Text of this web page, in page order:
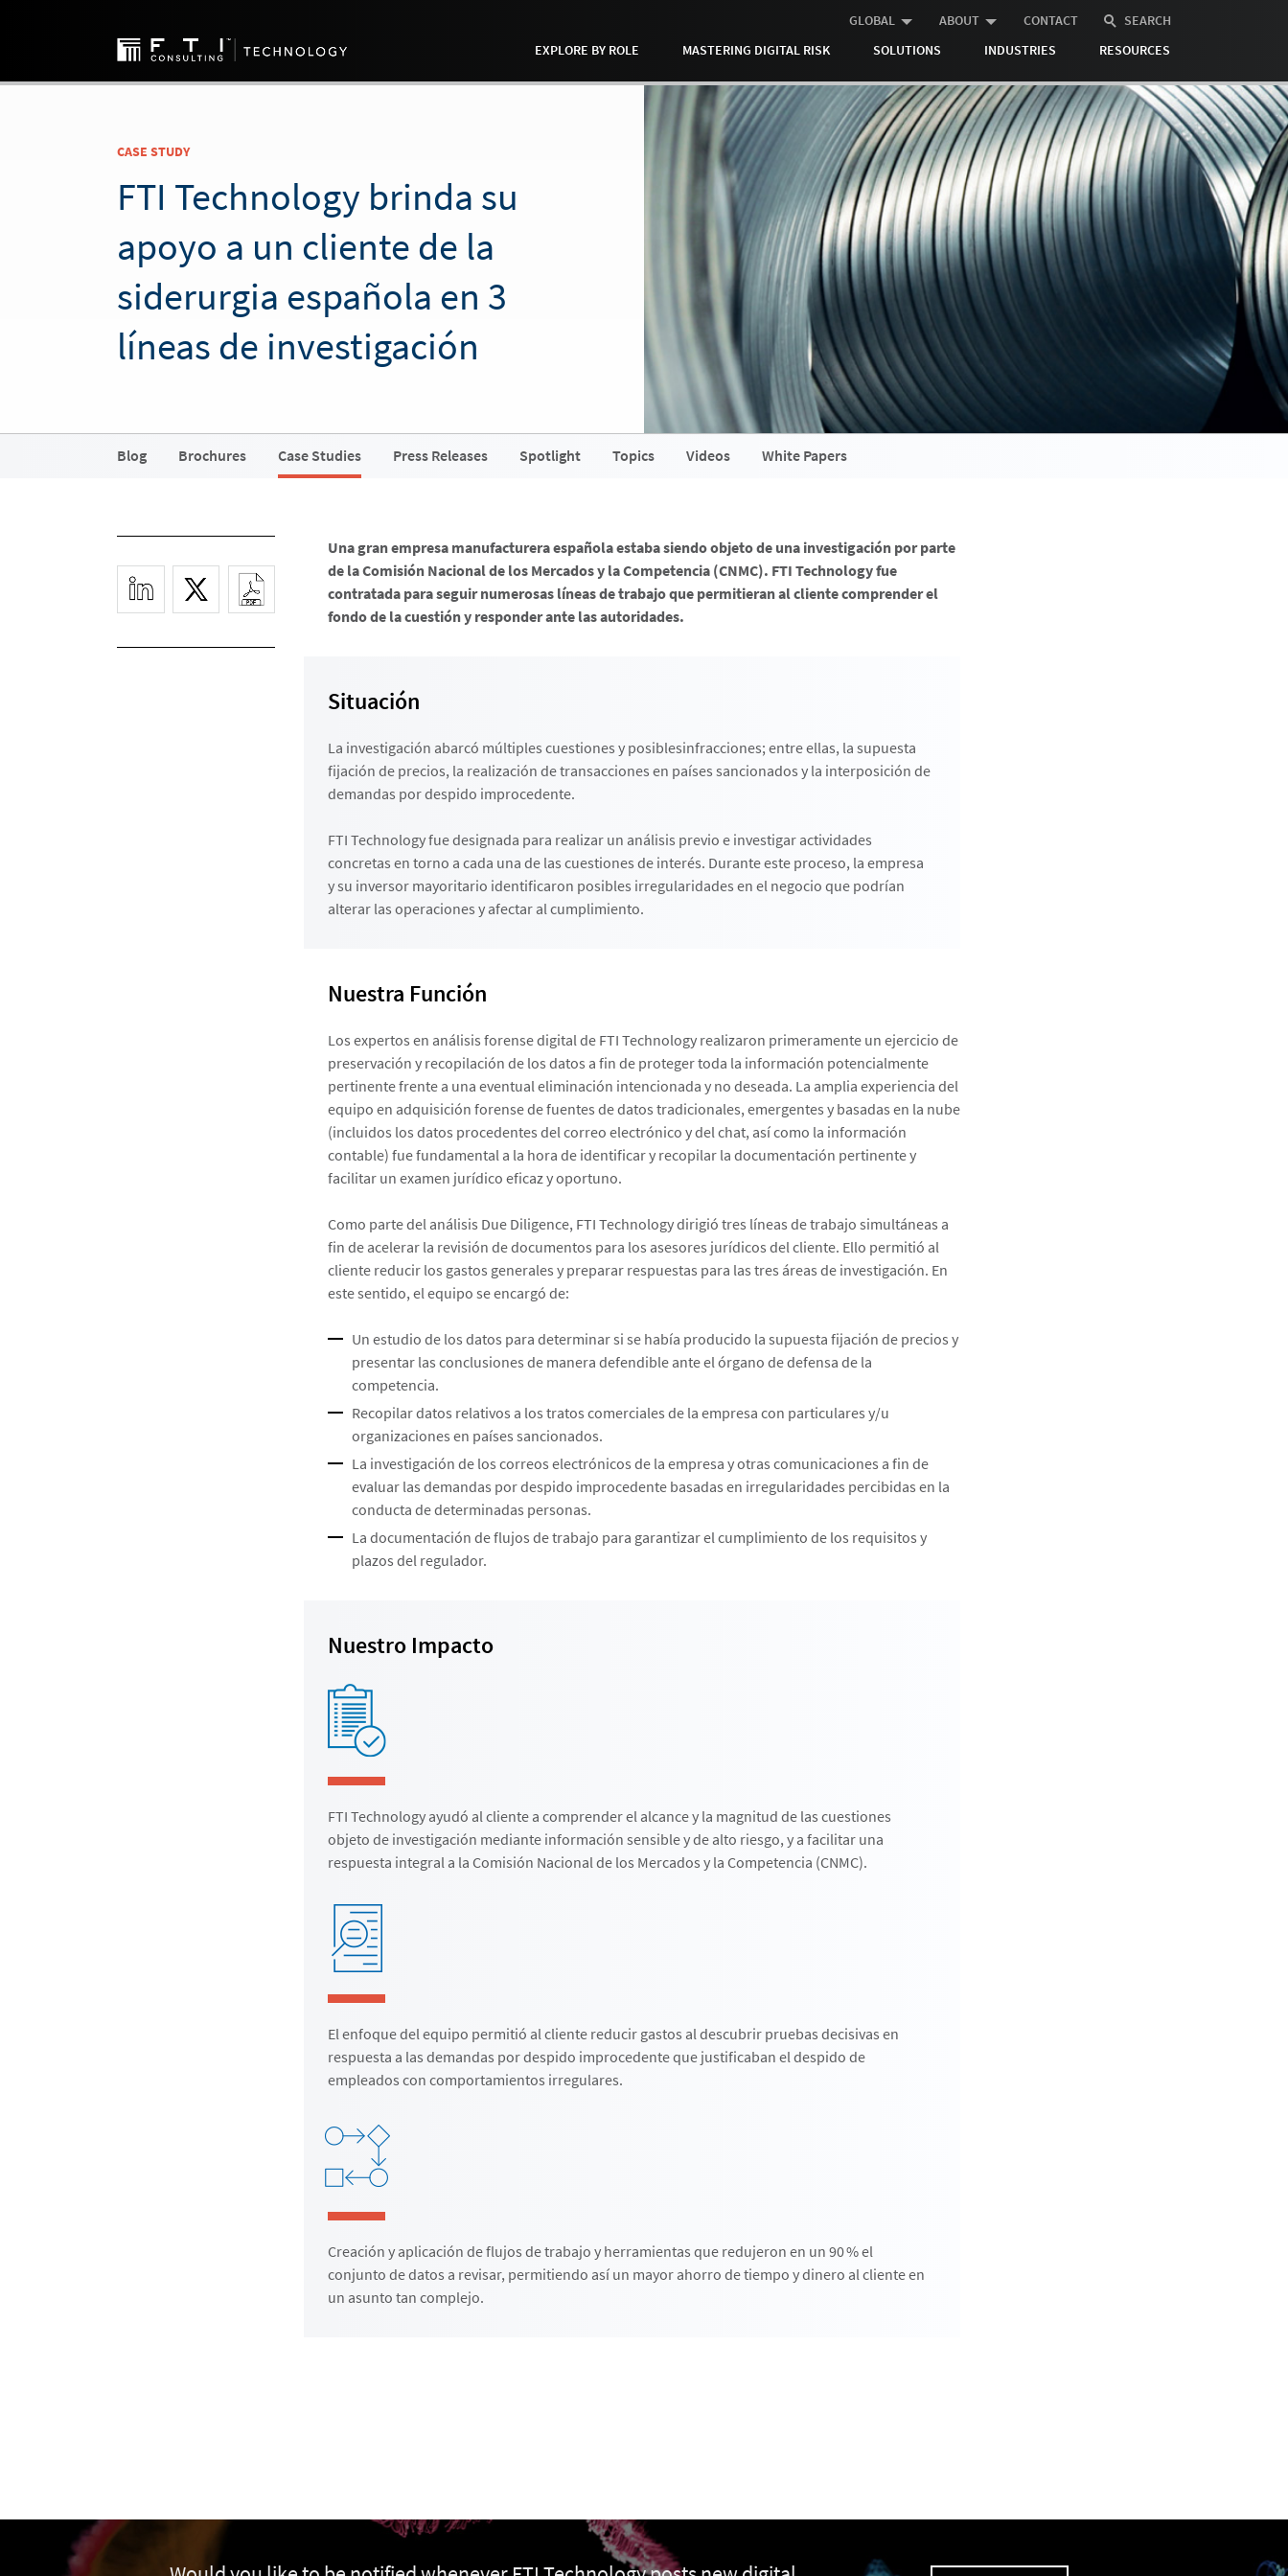
GLOBAL ABOUT CONTACT
SEARCH
EXPLORE BY ROLE
MASTERING DIGITAL RISK SOLUTIONS INDUSTRIES RESOURCES
CASE STUDY
FTI Technology brinda su
apoyo a un cliente de la
siderurgia española en 3
líneas de investigación
Blog Brochures Case Studies Press Releases Spotlight Topics Videos White Papers
Una gran empresa manufacturera española estaba siendo objeto de una investigación por parte
de la Comisión Nacional de los Mercados y la Competencia (CNMC). FTI Technology fue
contratada para seguir numerosas líneas de trabajo que permitieran al cliente comprender el
fondo de la cuestión y responder ante las autoridades.
Situación
La investigación abarcó múltiples cuestiones y posiblesinfracciones; entre ellas, la supuesta
fijación de precios, la realización de transacciones en países sancionados y la interposición de
demandas por despido improcedente.
FTI Technology fue designada para realizar un análisis previo e investigar actividades
concretas en torno a cada una de las cuestiones de interés. Durante este proceso, la empresa
y su inversor mayoritario identificaron posibles irregularidades en el negocio que podrían
alterar las operaciones y afectar al cumplimiento.
Nuestra Función
Los expertos en análisis forense digital de FTI Technology realizaron primeramente un ejercicio de
preservación y recopilación de los datos a fin de proteger toda la información potencialmente
pertinente frente a una eventual eliminación intencionada y no deseada. La amplia experiencia del
equipo en adquisición forense de fuentes de datos tradicionales, emergentes y basadas en la nube
(incluidos los datos procedentes del correo electrónico y del chat, así como la información
contable) fue fundamental a la hora de identificar y recopilar la documentación pertinente y
facilitar un examen jurídico eficaz y oportuno.
Como parte del análisis Due Diligence, FTI Technology dirigió tres líneas de trabajo simultáneas a
fin de acelerar la revisión de documentos para los asesores jurídicos del cliente. Ello permitió al
cliente reducir los gastos generales y preparar respuestas para las tres áreas de investigación. En
este sentido, el equipo se encargó de:
Un estudio de los datos para determinar si se había producido la supuesta fijación de precios y
presentar las conclusiones de manera defendible ante el órgano de defensa de la
competencia.
Recopilar datos relativos a los tratos comerciales de la empresa con particulares y/u
organizaciones en países sancionados.
La investigación de los correos electrónicos de la empresa y otras comunicaciones a fin de
evaluar las demandas por despido improcedente basadas en irregularidades percibidas en la
conducta de determinadas personas.
La documentación de flujos de trabajo para garantizar el cumplimiento de los requisitos y
plazos del regulador.
Nuestro Impacto
FTI Technology ayudó al cliente a comprender el alcance y la magnitud de las cuestiones
objeto de investigación mediante información sensible y de alto riesgo, y a facilitar una
respuesta integral a la Comisión Nacional de los Mercados y la Competencia (CNMC).
El enfoque del equipo permitió al cliente reducir gastos al descubrir pruebas decisivas en
respuesta a las demandas por despido improcedente que justificaban el despido de
empleados con comportamientos irregulares.
Creación y aplicación de flujos de trabajo y herramientas que redujeron en un 90 % el
conjunto de datos a revisar, permitiendo así un mayor ahorro de tiempo y dinero al cliente en
un asunto tan complejo.